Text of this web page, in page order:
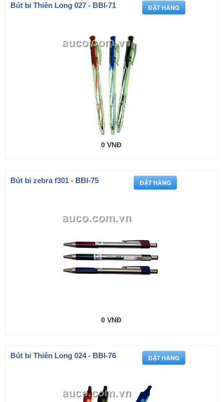
Bút bi Thiên Long 027 - BBI-71
0 VNĐ
Bút bi zebra f301 - BBI-75
0 VNĐ
Bút bi Thiên Long 024 - BBI-76